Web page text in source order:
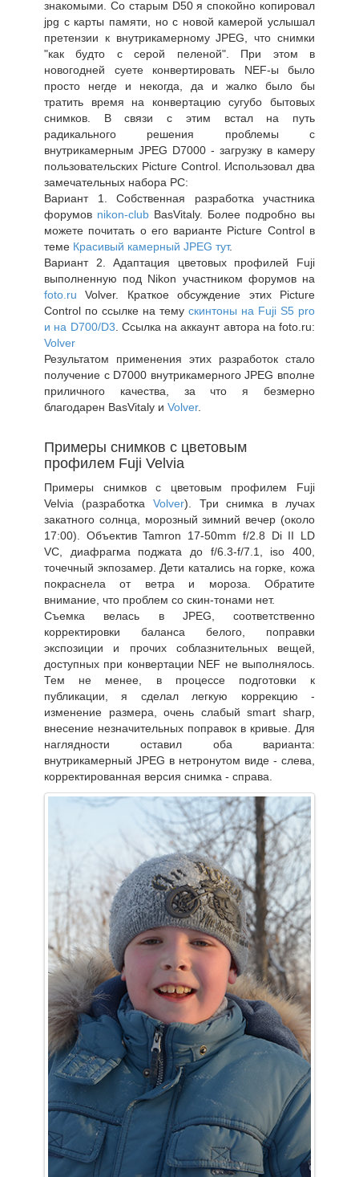
знакомыми. Со старым D50 я спокойно копировал
jpg с карты памяти, но с новой камерой услышал
претензии к внутрикамерному JPEG, что снимки
"как будто с серой пеленой". При этом в
новогодней суете конвертировать NEF-ы было
просто негде и некогда, да и жалко было бы
тратить время на конвертацию сугубо бытовых
снимков. В связи с этим встал на путь
радикального решения проблемы с
внутрикамерным JPEG D7000 - загрузку в камеру
пользовательских Picture Control. Использовал два
замечательных набора PC:
Вариант 1. Собственная разработка участника
форумов nikon-club BasVitaly. Более подробно вы
можете почитать о его варианте Picture Control в
теме Красивый камерный JPEG тут.
Вариант 2. Адаптация цветовых профилей Fuji
выполненную под Nikon участником форумов на
foto.ru Volver. Краткое обсуждение этих Picture
Control по ссылке на тему скинтоны на Fuji S5 pro
и на D700/D3. Ссылка на аккаунт автора на foto.ru:
Volver
Результатом применения этих разработок стало
получение с D7000 внутрикамерного JPEG вполне
приличного качества, за что я безмерно
благодарен BasVitaly и Volver.
Примеры снимков с цветовым
профилем Fuji Velvia
Примеры снимков с цветовым профилем Fuji
Velvia (разработка Volver). Три снимка в лучах
закатного солнца, морозный зимний вечер (около
17:00). Объектив Tamron 17-50mm f/2.8 Di II LD
VC, диафрагма поджата до f/6.3-f/7.1, iso 400,
точечный экпозамер. Дети катались на горке, кожа
покраснела от ветра и мороза. Обратите
внимание, что проблем со скин-тонами нет.
Съемка велась в JPEG, соответственно
корректировки баланса белого, поправки
экспозиции и прочих соблазнительных вещей,
доступных при конвертации NEF не выполнялось.
Тем не менее, в процессе подготовки к
публикации, я сделал легкую коррекцию -
изменение размера, очень слабый smart sharp,
внесение незначительных поправок в кривые. Для
наглядности оставил оба варианта:
внутрикамерный JPEG в нетронутом виде - слева,
корректированная версия снимка - справа.